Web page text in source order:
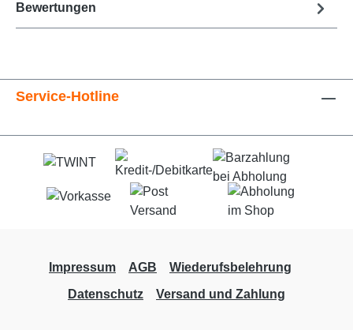
Bewertungen
Service-Hotline
Impressum AGB
Wiederufsbelehrung
Datenschutz
Versand und Zahlung